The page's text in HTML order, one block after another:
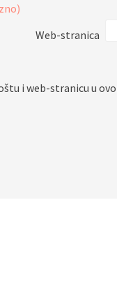
Web-stranica
i web-stranicu u